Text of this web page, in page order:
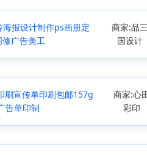
报设计制作ps画册定
广告美工
商家:品
国设计
刷宣传单印刷包邮157g
告单印制
商家:心
彩印